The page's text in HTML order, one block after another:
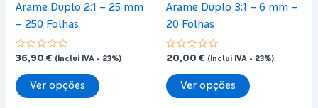
Arame Duplo 2:1 – 25 mm
– 250 Folhas
Avaliação
de
5
36,90€ (Inclui IVA - 23%)
Ver opções
product
Arame Duplo 3:1 – 6 mm –
20 Folhas
Avaliação
de
5
20,00 € (Inclui IVA - 23%)
Ver opções
product